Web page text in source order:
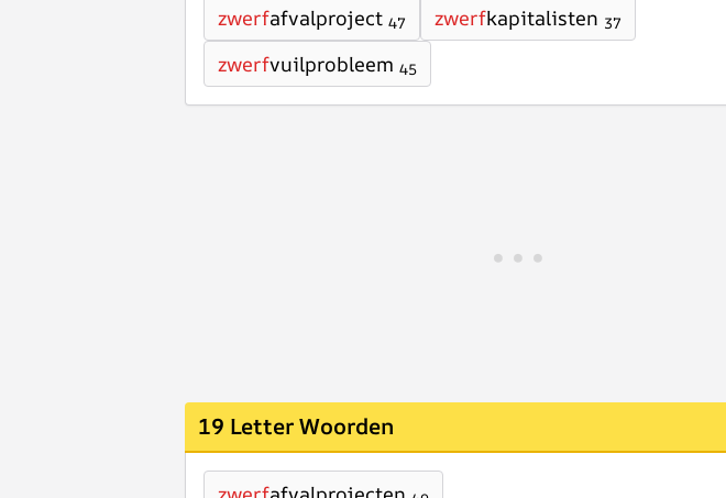
zwerfafvalproject 47 zwerfkapitalisten 37
zwerfvuilprobleem 45
19 Letter Woorden